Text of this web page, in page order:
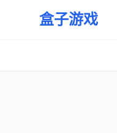
盒子游戏